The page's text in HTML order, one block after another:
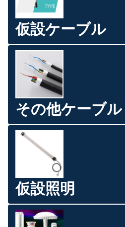
仮設ケーブル
その他ケーブル
仮設照明